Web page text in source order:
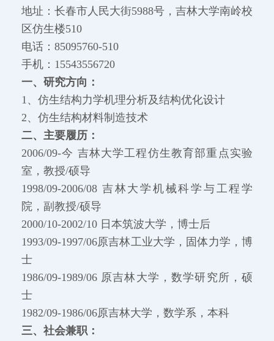
地址：长春市人民大街5988号，吉林大学南岭校
区仿生楼510
电话：85095760-510
手机：15543556720
一、研究方向：
1、仿生结构力学机理分析及结构优化设计
2、仿生结构材料制造技术
二、主要履历：
2006/09-今 吉林大学工程仿生教育部重点实验
室，教授/硕导
1998/09-2006/08 吉林大学机械科学与工程学
院，副教授/硕导
2000/10-2002/10 日本筑波大学，博士后
1993/09-1997/06原吉林工业大学，固体力学，博
士
1986/09-1989/06 原吉林大学，数学研究所，硕
士
1982/09-1986/06原吉林大学，数学系，本科
三、 社会兼职：